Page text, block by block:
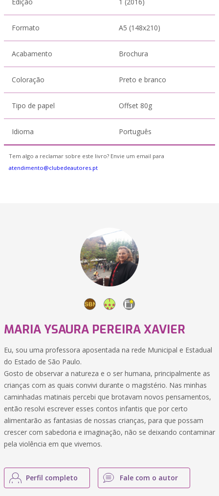
Formato A5 (148x210)
Acabamento Brochura
Coloração Preto e branco
Tipo de papel Offset 80g
Idioma Português
Tem algo a reclamar sobre este livro? Envie um email para
atendimento@clubedeautores.pt
MARIA YSAURA PEREIRA XAVIER
Eu, sou uma professora aposentada na rede Municipal e Estadual
do Estado de São Paulo.
Gosto de observar a natureza e o ser humana, principalmente as
crianças com as quais convivi durante o magistério. Nas minhas
caminhadas matinais percebi que brotavam novos pensamentos,
então resolvi escrever esses contos infantis que por certo
alimentarão as fantasias de nossas crianças, para que possam
crescer com sabedoria e imaginação, não se deixando contaminar
pela violência em que vivemos.
Perfil completo Fale com o autor